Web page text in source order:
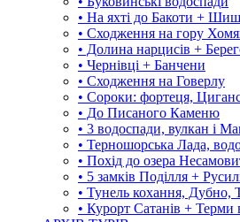
• На яхті до Бакоти +
• Сходження на гору
• Долина нарцисів +
• Чернівці + Банчени
• Сходження на Говерлу
• Сороки: фортеця,
• До Писаного Каменю
• 3 водоспади, вулкан і
• Терношорська Лада,
• Похід до озера
• 5 замків Поділля +
• Тунель кохання, Дубно,
• Курорт Сатанів +